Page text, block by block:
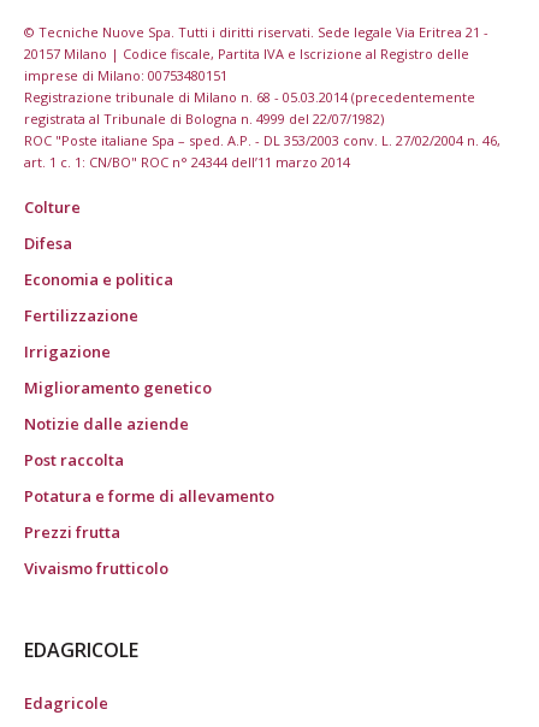
© Tecniche Nuove Spa. Tutti i diritti riservati. Sede legale Via Eritrea 21 -
20157 Milano | Codice fiscale, Partita IVA e Iscrizione al Registro delle
imprese di Milano: 00753480151
Registrazione tribunale di Milano n. 68 - 05.03.2014 (precedentemente
registrata al Tribunale di Bologna n. 4999 del 22/07/1982)
ROC "Poste italiane Spa – sped. A.P. - DL 353/2003 conv. L. 27/02/2004 n. 46,
art. 1 c. 1: CN/BO" ROC n° 24344 dell’11 marzo 2014
Colture
Difesa
Economia e politica
Fertilizzazione
Irrigazione
Miglioramento genetico
Notizie dalle aziende
Post raccolta
Potatura e forme di allevamento
Prezzi frutta
Vivaismo frutticolo
EDAGRICOLE
Edagricole